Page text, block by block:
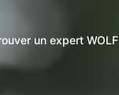
un expert WOLF